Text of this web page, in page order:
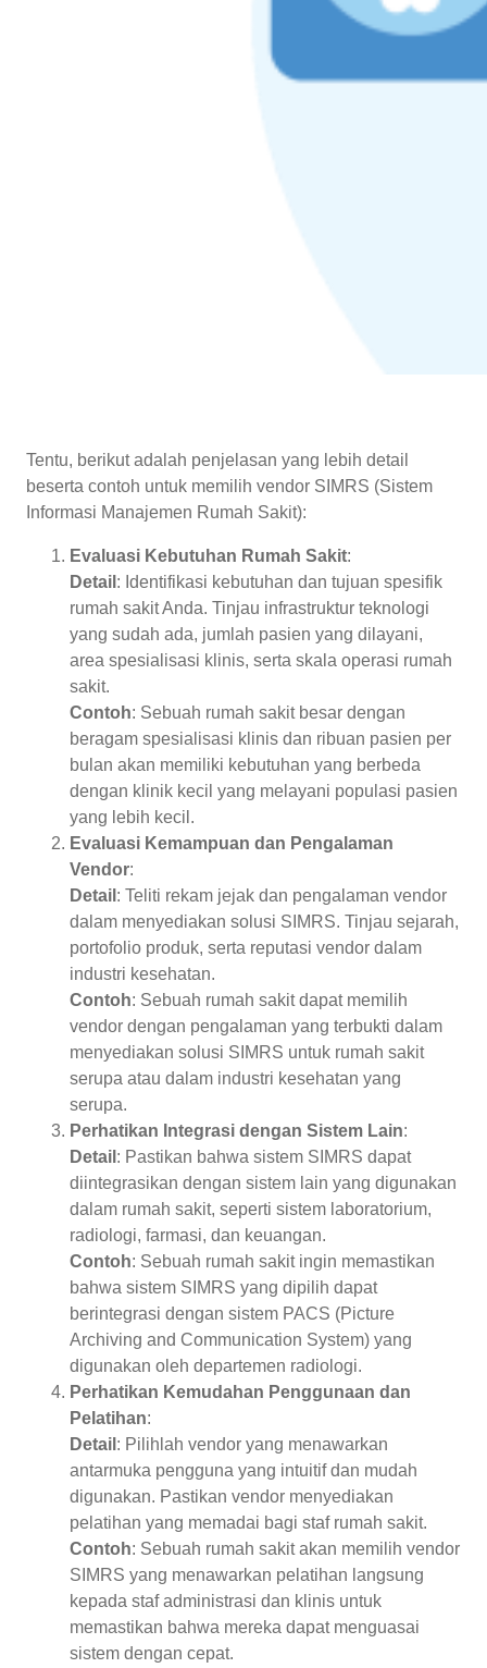
Tentu, berikut adalah penjelasan yang lebih detail
beserta contoh untuk memilih vendor SIMRS (Sistem
Informasi Manajemen Rumah Sakit):
Evaluasi Kebutuhan Rumah Sakit:
Detail : Identifikasi kebutuhan dan tujuan spesifik
rumah sakit Anda. Tinjau infrastruktur teknologi
yang sudah ada, jumlah pasien yang dilayani,
area spesialisasi klinis, serta skala operasi rumah
sakit.
Contoh: Sebuah rumah sakit besar dengan
beragam spesialisasi klinis dan ribuan pasien per
bulan akan memiliki kebutuhan yang berbeda
dengan klinik kecil yang melayani populasi pasien
yang lebih kecil.
Evaluasi Kemampuan dan Pengalaman
Vendor:
Detail : Teliti rekam jejak dan pengalaman vendor
dalam menyediakan solusi SIMRS. Tinjau sejarah,
portofolio produk, serta reputasi vendor dalam
industri kesehatan.
Contoh: Sebuah rumah sakit dapat memilih
vendor dengan pengalaman yang terbukti dalam
menyediakan solusi SIMRS untuk rumah sakit
serupa atau dalam industri kesehatan yang
serupa.
Perhatikan Integrasi dengan Sistem Lain:
Detail : Pastikan bahwa sistem SIMRS dapat
diintegrasikan dengan sistem lain yang digunakan
dalam rumah sakit, seperti sistem laboratorium,
radiologi, farmasi, dan keuangan.
Contoh: Sebuah rumah sakit ingin memastikan
bahwa sistem SIMRS yang dipilih dapat
berintegrasi dengan sistem PACS (Picture
Archiving and Communication System) yang
digunakan oleh departemen radiologi.
Perhatikan Kemudahan Penggunaan dan
Pelatihan:
Detail : Pilihlah vendor yang menawarkan
antarmuka pengguna yang intuitif dan mudah
digunakan. Pastikan vendor menyediakan
pelatihan yang memadai bagi staf rumah sakit.
Contoh: Sebuah rumah sakit akan memilih vendor
SIMRS yang menawarkan pelatihan langsung
kepada staf administrasi dan klinis untuk
memastikan bahwa mereka dapat menguasai
sistem dengan cepat.